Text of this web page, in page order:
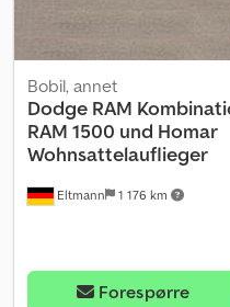
Eltmann 1 176 km
Bobil, annet
Dodge RAM
RAM 1500 und Homar
Wohnsattelauflieger
Forespørre